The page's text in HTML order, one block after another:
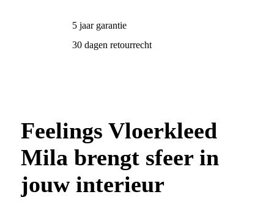
5 jaar garantie
30 dagen retourrecht
Feelings Vloerkleed
Mila brengt sfeer in
jouw interieur